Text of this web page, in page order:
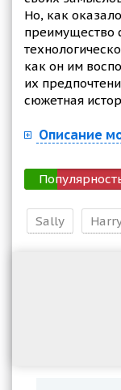
Но, как
преимущество
как он им
их
сюжетная
Описание
Sally